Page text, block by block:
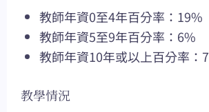
教師年資0至4年百分率：19%
教師年資5至9年百分率：6%
教師年資10年或以上百分率：
教學情況